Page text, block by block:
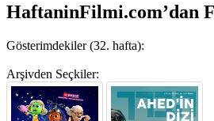
HaftaninFilmi.com’dan
Gösterimdekiler (32. hafta):
Arşivden Seçkiler: